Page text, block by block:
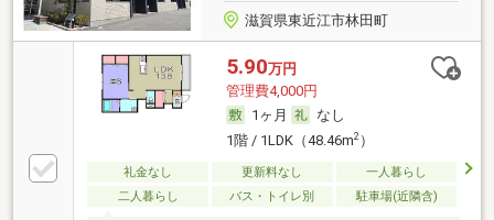
滋賀県東近江市林田町
5.90万円
管理費4,000円
1ヶ月
なし
1階 / 1LDK（48.46m2）
礼金なし 更新料なし
一人暮らし
二人暮らし
バス・トイレ別 駐車場(近隣含)